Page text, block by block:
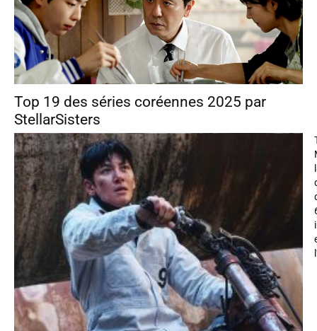
Top 19 des séries coréennes 2025 par
StellarSisters